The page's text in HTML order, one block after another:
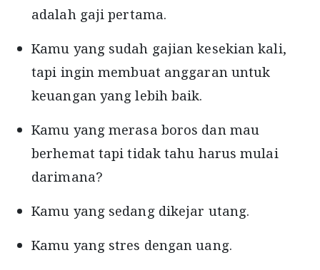
adalah gaji pertama.
Kamu yang sudah gajian kesekian kali,
tapi ingin membuat anggaran untuk
keuangan yang lebih baik.
Kamu yang merasa boros dan mau
berhemat tapi tidak tahu harus mulai
darimana?
Kamu yang sedang dikejar utang.
Kamu yang stres dengan uang.